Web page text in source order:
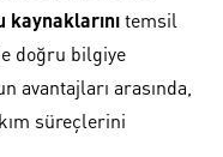
kaynaklarınıtemsil
doğru bilgiye
avantajları arasında,
süreçlerini